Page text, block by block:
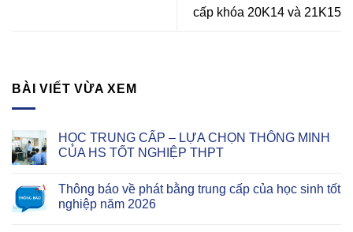
cấp khóa 20K14 và 21K15
BÀI VIẾT VỪA XEM
HỌC TRUNG CẤP – LỰA CHỌN THÔNG MINH
CỦA HS TỐT NGHIỆP THPT
Thông báo về phát bằng trung cấp của học sinh tốt
nghiệp năm 2026